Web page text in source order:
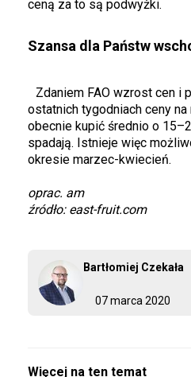
07 marca 2020
Bartłomiej Czekała
ceną za to są podwyżki.
Szansa dla Państw
Zdaniem FAO wzrost cen i
ostatnich tygodniach ceny
obecnie kupić średnio o
spadają. Istnieje więc
okresie marzec-kwiecień.
oprac. am
źródło: east-fruit.com